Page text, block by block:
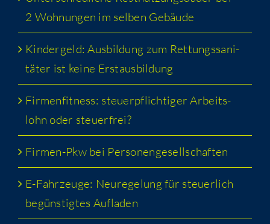
2 Woh­nun­gen im sel­ben Gebäude
Kin­der­geld: Aus­bil­dung zum Ret­tungs­sa­ni­
tä­ter ist kei­ne Erstausbildung
Fir­men­fit­ness: steu­er­pflich­ti­ger Arbeits­
lohn oder steuerfrei?
Fir­men-Pkw bei Personengesellschaften
E-Fahr­zeu­ge: Neu­re­ge­lung für steu­er­lich
begüns­tig­tes Aufladen